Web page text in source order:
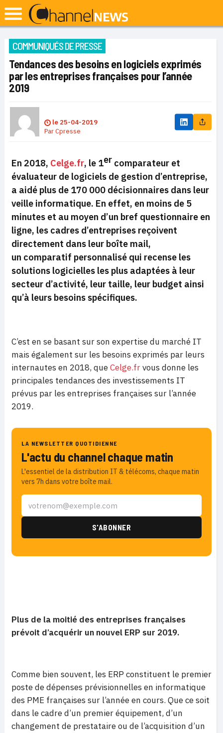
COMMUNIQUÉS DE PRESSE
Tendances des besoins en logiciels exprimés
par les entreprises françaises pour l’année
2019
le 25-04-2019
ParCpresse
En 2018, Celge.fr, le 1er comparateur et
évaluateur de logiciels de gestion d’entreprise,
a aidé plus de 170 000 décisionnaires dans leur
veille informatique. En effet, en moins de 5
minutes et au moyen d’un bref questionnaire en
ligne, les cadres d’entreprises reçoivent
directement dans leur boîte mail,
un comparatif personnalisé qui recense les
solutions logicielles les plus adaptées à leur
secteur d’activité, leur taille, leur budget ainsi
qu’à leurs besoins spécifiques.
C’est en se basant sur son expertise du marché IT
mais également sur les besoins exprimés par leurs
internautes en 2018, queCelge.frvous donne les
principales tendances des investissements IT
prévus par les entreprises françaises sur l’année
2019.
LA NEWSLETTER QUOTIDIENNE
L'actu du channel chaque matin
L'essentiel de la distribution IT & télécoms, chaque matin
vers 7h dans votre boîte mail.
Plus de la moitié des entreprises françaises
prévoit d’acquérir un nouvel ERP sur 2019.
Comme bien souvent, les ERP constituent le premier
poste de dépenses prévisionnelles en informatique
des PME françaises sur l’année en cours. Que ce soit
dans le cadre d’un premier équipement, d’un
changement de prestataire ou de l’acquisition d’un